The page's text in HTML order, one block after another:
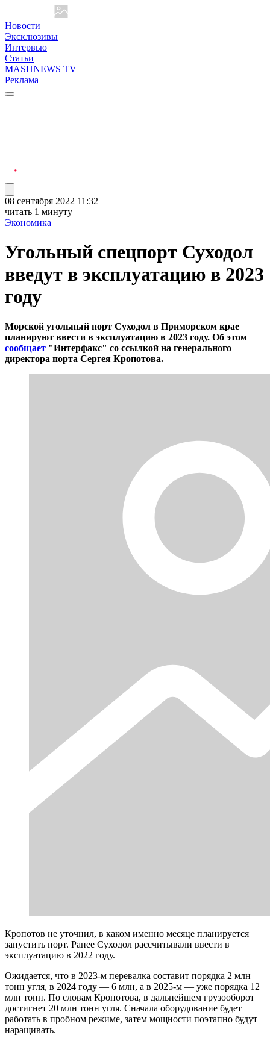
Новости
Эксклюзивы
Интервью
Статьи
MASHNEWS TV
Реклама
08 сентября 2022 11:32
читать 1 минуту
Экономика
Угольный спецпорт Суходол
введут в эксплуатацию в 2023
году
Морской угольный порт Суходол в Приморском крае
планируют ввести в эксплуатацию в 2023 году. Об этом
сообщает "Интерфакс" со ссылкой на генерального
директора порта Сергея Кропотова.
Кропотов не уточнил, в каком именно месяце планируется
запустить порт. Ранее Суходол рассчитывали ввести в
эксплуатацию в 2022 году.
Ожидается, что в 2023-м перевалка составит порядка 2 млн
тонн угля, в 2024 году — 6 млн, а в 2025-м — уже порядка 12
млн тонн. По словам Кропотова, в дальнейшем грузооборот
достигнет 20 млн тонн угля. Сначала оборудование будет
работать в пробном режиме, затем мощности поэтапно будут
наращивать.